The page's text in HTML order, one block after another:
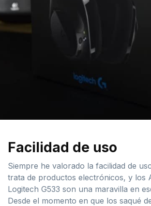
Facilidad de uso
Siempre he valorado la facilidad de
trata de productos electrónicos, y los
Logitech G533 son una maravilla en
Desde el momento en que los saqué